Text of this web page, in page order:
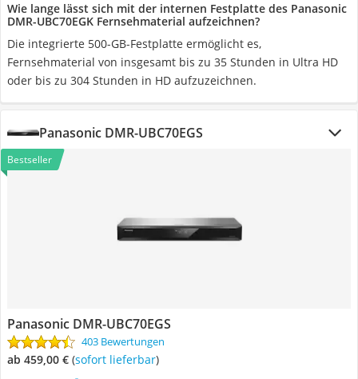
Wie lange lässt sich mit der internen Festplatte des Panasonic
DMR-UBC70EGK Fernsehmaterial aufzeichnen?
Die integrierte 500-GB-Festplatte ermöglicht es,
Fernsehmaterial von insgesamt bis zu 35 Stunden in Ultra HD
oder bis zu 304 Stunden in HD aufzuzeichnen.
Panasonic DMR-UBC70EGS
Bestseller
Panasonic DMR-UBC70EGS
403 Bewertungen
ab 459,00 € ( Sofort lieferbar)